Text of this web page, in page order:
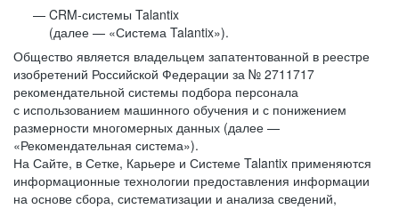
CRM-системы Talantix
(далее — «Система Talantix»).
Общество является владельцем запатентованной в реестре
изобретений Российской Федерации за № 2711717
рекомендательной системы подбора персонала
с использованием машинного обучения и с понижением
размерности многомерных данных (далее —
«Рекомендательная система»).
На Сайте, в Сетке, Карьере и Системе Talantix применяются
информационные технологии предоставления информации
на основе сбора, систематизации и анализа сведений,